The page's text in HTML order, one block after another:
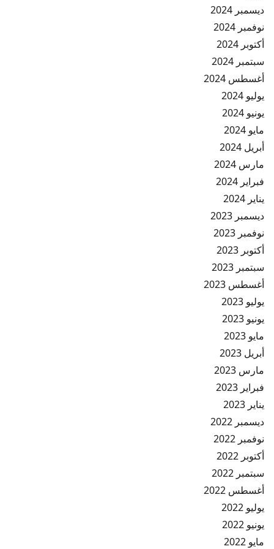
ديسمبر 2024
نوفمبر 2024
أكتوبر 2024
سبتمبر 2024
أغسطس 2024
يوليو 2024
يونيو 2024
مايو 2024
أبريل 2024
مارس 2024
فبراير 2024
يناير 2024
ديسمبر 2023
نوفمبر 2023
أكتوبر 2023
سبتمبر 2023
أغسطس 2023
يوليو 2023
يونيو 2023
مايو 2023
أبريل 2023
مارس 2023
فبراير 2023
يناير 2023
ديسمبر 2022
نوفمبر 2022
أكتوبر 2022
سبتمبر 2022
أغسطس 2022
يوليو 2022
يونيو 2022
مايو 2022